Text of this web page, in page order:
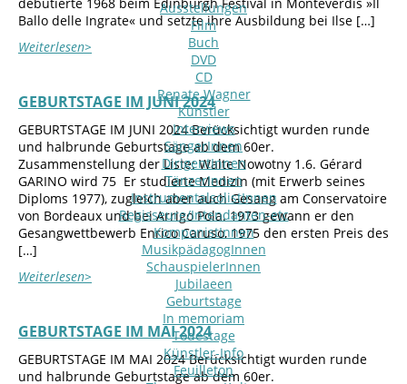
Ausstellungen
Film
Buch
DVD
CD
Renate Wagner
Künstler
Interviews
SängerInnen
DirigentInnen
TänzerInnen
InstrumentalsolistInnen
Regisseure/Intendanten-etc
KomponistInnen
MusikpädagogInnen
SchauspielerInnen
Jubilaeen
Geburtstage
In memoriam
Todestage
Künstler-Info
Feuilleton
Ballo delle Ingrate« und setzte ihre Ausbildung bei Ilse […]
Weiterlesen>
GEBURTSTAGE IM JUNI 2024
GEBURTSTAGE IM JUNI 2024 Berücksichtigt wurden runde
und halbrunde Geburtstage ab dem 60er.
Zusammenstellung der Liste: Walte Nowotny 1.6. Gérard
GARINO wird 75 Er studierte Medizin (mit Erwerb seines
Diploms 1977), zugleich aber auch Gesang am Conservatoire
von Bordeaux und bei Arrigo Pola. 1973 gewann er den
Gesangwettbewerb Enrico Caruso, 1975 den ersten Preis des
[…]
Weiterlesen>
GEBURTSTAGE IM MAI 2024
GEBURTSTAGE IM MAI 2024 Berücksichtigt wurden runde
und halbrunde Geburtstage ab dem 60er.